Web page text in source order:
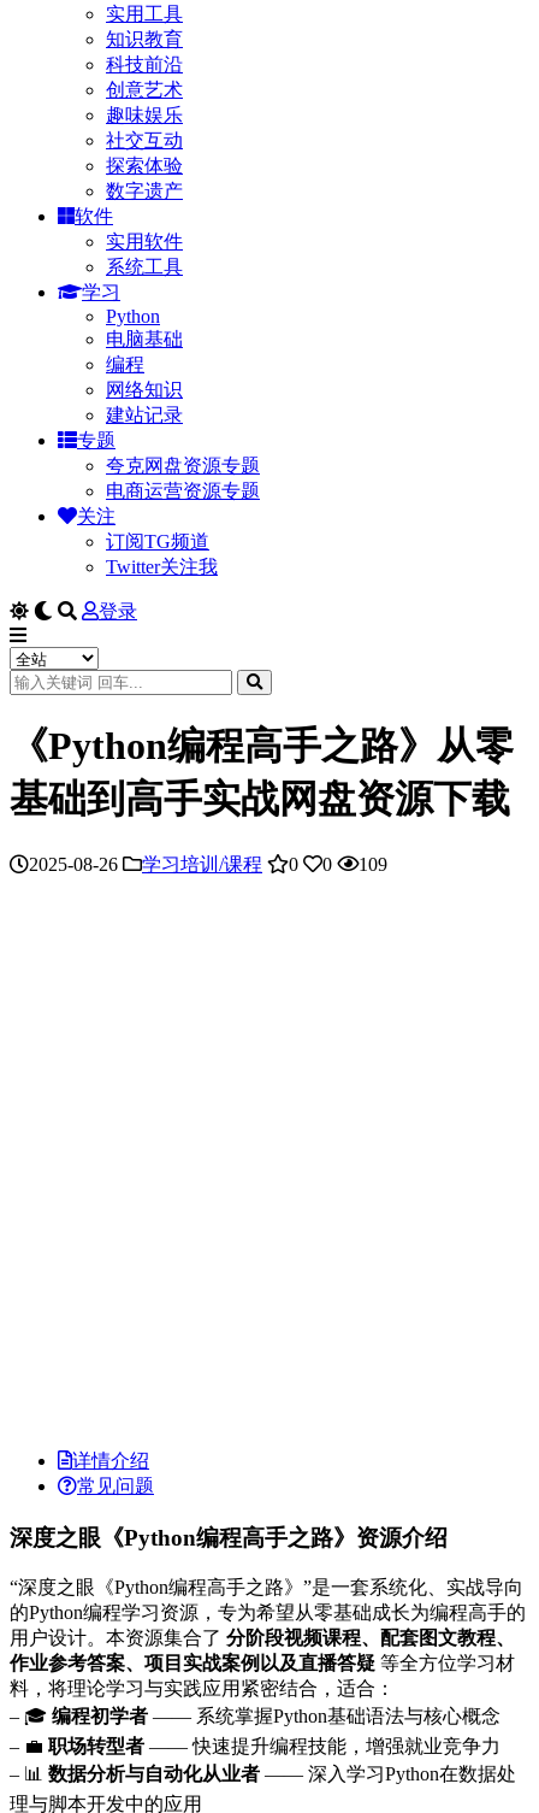
实用工具
知识教育
科技前沿
创意艺术
趣味娱乐
社交互动
探索体验
数字遗产
软件
实用软件
系统工具
学习
Python
电脑基础
编程
网络知识
建站记录
专题
夸克网盘资源专题
电商运营资源专题
关注
订阅TG频道
Twitter关注我
登录
《Python编程高手之路》从零
基础到高手实战网盘资源下载
2025-08-26 学习培训/课程 0 0 109
详情介绍
常见问题
深度之眼《Python编程高手之路》资源介绍
“深度之眼《Python编程高手之路》”是一套系统化、实战导向
的Python编程学习资源，专为希望从零基础成长为编程高手的
用户设计。本资源集合了 分阶段视频课程、配套图文教程、
作业参考答案、项目实战案例以及直播答疑 等全方位学习材
料，将理论学习与实践应用紧密结合，适合：
– 🎓 编程初学者 —— 系统掌握Python基础语法与核心概念
– 💼 职场转型者 —— 快速提升编程技能，增强就业竞争力
– 📊 数据分析与自动化从业者 —— 深入学习Python在数据处
理与脚本开发中的应用